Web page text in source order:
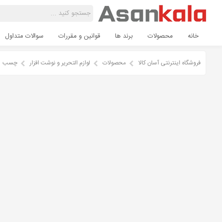
خانه محصولات برند ها قوانین و مقررات سوالات متداول
فروشگاه اینترنتی آسان کالا محصولات لوازم التحریر و نوشت افزار چسب